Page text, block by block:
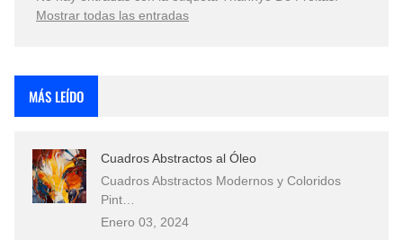
Que significan los cuadros de negras africanas?
El mundo del arte en pintura surrealista
Mostrar todas las entradas
MÁS LEÍDO
Cuadros Abstractos al Óleo
Cuadros Abstractos Modernos y Coloridos
Pint…
Enero 03, 2024